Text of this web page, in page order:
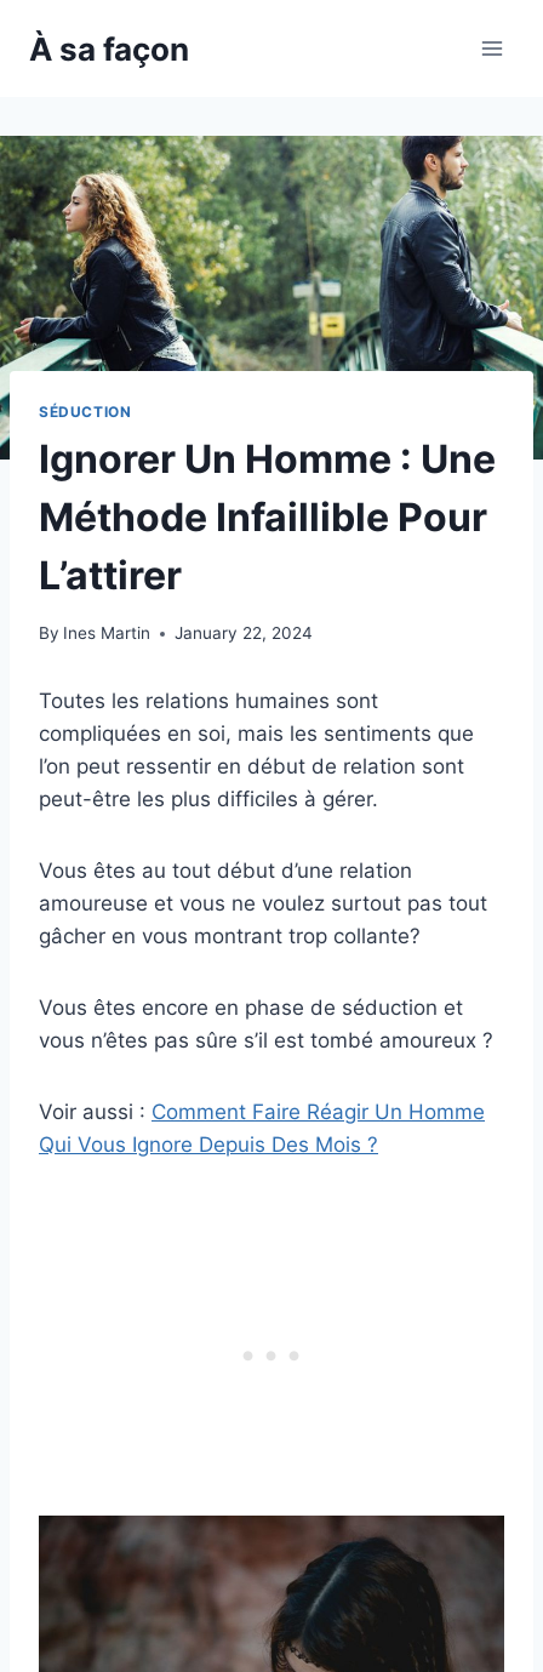
À sa façon
SÉDUCTION
Ignorer Un Homme : Une
Méthode Infaillible Pour
L’attirer
By Ines Martin January 22, 2024
Toutes les relations humaines sont
compliquées en soi, mais les sentiments que
l’on peut ressentir en début de relation sont
peut-être les plus difficiles à gérer.
Vous êtes au tout début d’une relation
amoureuse et vous ne voulez surtout pas tout
gâcher en vous montrant trop collante?
Vous êtes encore en phase de séduction et
vous n’êtes pas sûre s’il est tombé amoureux ?
Voir aussi : Comment Faire Réagir Un Homme
Qui Vous Ignore Depuis Des Mois ?